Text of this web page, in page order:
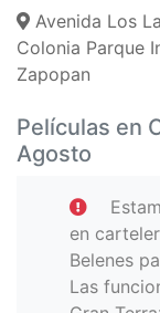
Avenida Los
Colonia Parque
Zapopan
Películas en
Agosto
en
Belenes
Las